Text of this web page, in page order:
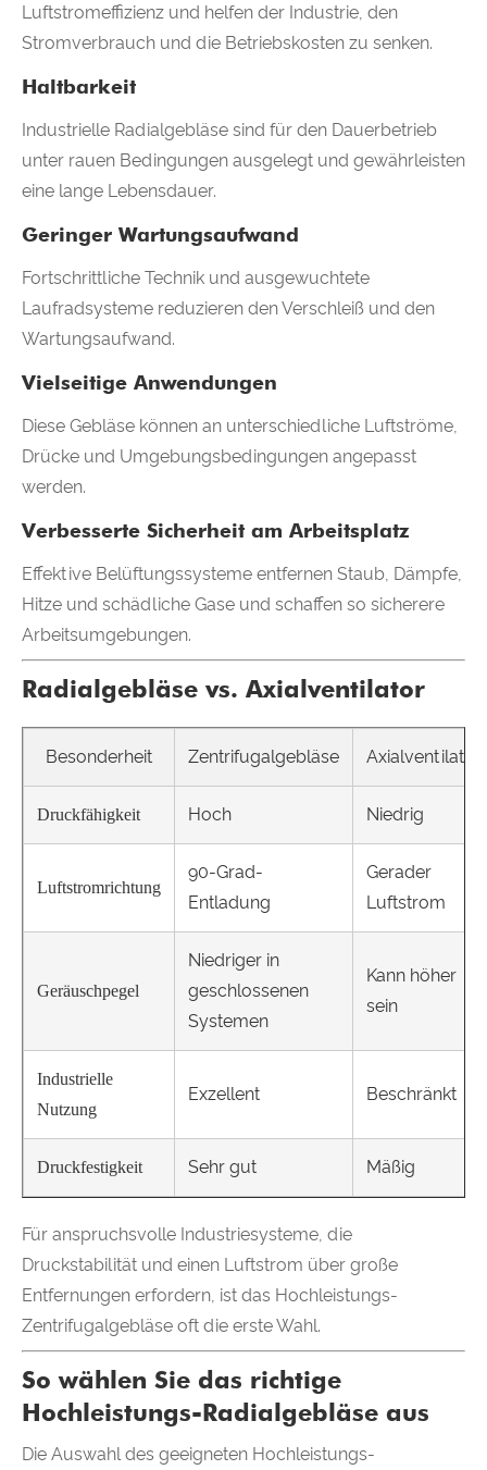
Luftstromeffizienz und helfen der Industrie, den
Stromverbrauch und die Betriebskosten zu senken.
Haltbarkeit
Industrielle Radialgebläse sind für den Dauerbetrieb
unter rauen Bedingungen ausgelegt und gewährleisten
eine lange Lebensdauer.
Geringer Wartungsaufwand
Fortschrittliche Technik und ausgewuchtete
Laufradsysteme reduzieren den Verschleiß und den
Wartungsaufwand.
Vielseitige Anwendungen
Diese Gebläse können an unterschiedliche Luftströme,
Drücke und Umgebungsbedingungen angepasst
werden.
Verbesserte Sicherheit am Arbeitsplatz
Effektive Belüftungssysteme entfernen Staub, Dämpfe,
Hitze und schädliche Gase und schaffen so sicherere
Arbeitsumgebungen.
Radialgebläse vs. Axialventilator
Besonderheit Zentrifugalgebläse Axialventilator
Druckfähigkeit Hoch Niedrig
Luftstromrichtung
90-Grad-
Entladung
Gerader
Luftstrom
Geräuschpegel
Niedriger in
geschlossenen
Systemen
Kann höher
sein
Industrielle
Nutzung
Exzellent Beschränkt
Druckfestigkeit Sehr gut Mäßig
Für anspruchsvolle Industriesysteme, die
Druckstabilität und einen Luftstrom über große
Entfernungen erfordern, ist das Hochleistungs-
Zentrifugalgebläse oft die erste Wahl.
So wählen Sie das richtige
Hochleistungs-Radialgebläse aus
Die Auswahl des geeigneten Hochleistungs-